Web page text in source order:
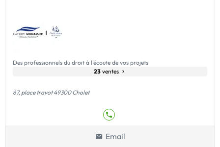
Des professionnels du droit à l'écoute de vos projets
23 ventes
67, place travot 49300 Cholet
Email